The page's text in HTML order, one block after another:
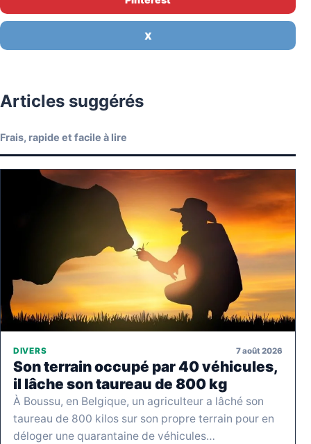
X
Articles suggérés
Frais, rapide et facile à lire
DIVERS 7 août 2026
Son terrain occupé par 40 véhicules,
il lâche son taureau de 800 kg
À Boussu, en Belgique, un agriculteur a lâché son
taureau de 800 kilos sur son propre terrain pour en
déloger une quarantaine de véhicules…